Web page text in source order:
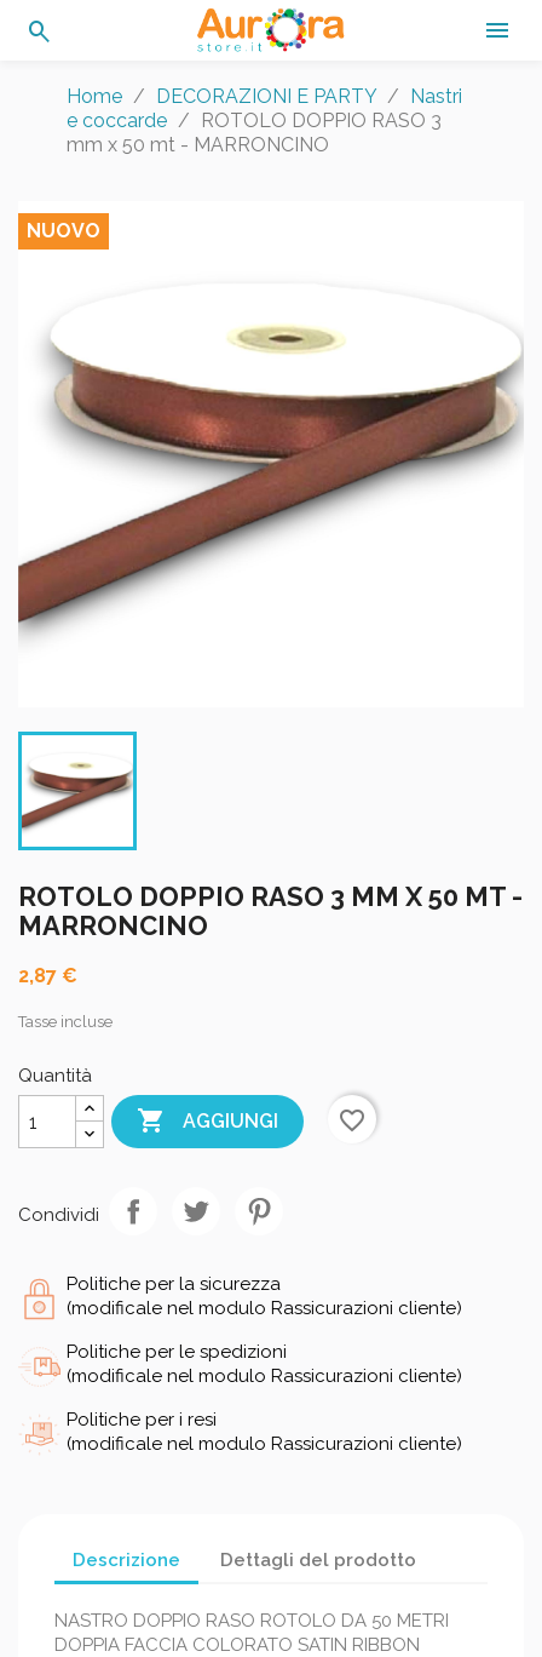
search 
Home DECORAZIONI E PARTY
Nastri
e coccarde
ROTOLO DOPPIO RASO 3
mm x 50 mt - MARRONCINO
NUOVO
ROTOLO DOPPIO RASO 3 MM X 50 MT -
MARRONCINO
2,87 €
Tasse incluse
Quantità
 AGGIUNGI favorite_border
Condividi
Politiche per la sicurezza
(modificale nel modulo Rassicurazioni cliente)
Politiche per le spedizioni
(modificale nel modulo Rassicurazioni cliente)
Politiche per i resi
(modificale nel modulo Rassicurazioni cliente)
Descrizione Dettagli del prodotto
NASTRO DOPPIO RASO ROTOLO DA 50 METRI
DOPPIA FACCIA COLORATO SATIN RIBBON